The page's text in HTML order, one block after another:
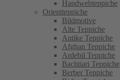
Handwebteppiche
Orientteppiche
Bildmotive
Alte Teppiche
Antike Teppiche
Afghan Teppiche
Ardebil Teppiche
Bachtiari Teppiche
Berber Teppiche